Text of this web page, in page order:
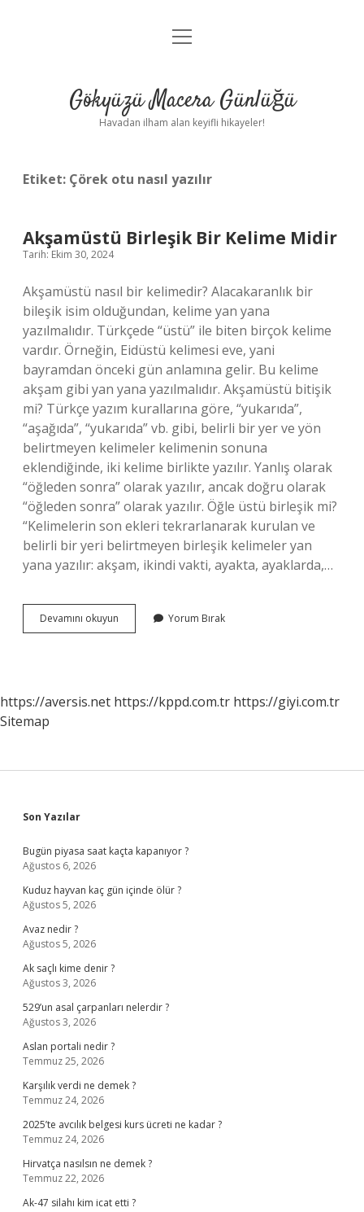
Anasayfa
Yasal Uyarı
menüyü
Gökyüzü Macera Günlüğü
Havadan ilham alan keyifli hikayeler!
Etiket: Çörek otu nasıl yazılır
Akşamüstü Birleşik Bir Kelime Midir
Tarih: Ekim 30, 2024
Akşamüstü nasıl bir kelimedir? Alacakaranlık bir
bileşik isim olduğundan, kelime yan yana
yazılmalıdır. Türkçede “üstü” ile biten birçok kelime
vardır. Örneğin, Eidüstü kelimesi eve, yani
bayramdan önceki gün anlamına gelir. Bu kelime
akşam gibi yan yana yazılmalıdır. Akşamüstü bitişik
mi? Türkçe yazım kurallarına göre, “yukarıda”,
“aşağıda”, “yukarıda” vb. gibi, belirli bir yer ve yön
belirtmeyen kelimeler kelimenin sonuna
eklendiğinde, iki kelime birlikte yazılır. Yanlış olarak
“öğleden sonra” olarak yazılır, ancak doğru olarak
“öğleden sonra” olarak yazılır. Öğle üstü birleşik mi?
“Kelimelerin son ekleri tekrarlanarak kurulan ve
belirli bir yeri belirtmeyen birleşik kelimeler yan
yana yazılır: akşam, ikindi vakti, ayakta, ayaklarda,…
Devamını okuyun Akşamüstü
Birleşik
Yorum Bırak
https://aversis.net https://kppd.com.tr https://giyi.com.tr
Sitemap
Sidebar
Son Yazılar
Bugün piyasa saat kaçta kapanıyor ?
Ağustos 6, 2026
Kuduz hayvan kaç gün içinde ölür ?
Ağustos 5, 2026
Avaz nedir ?
Ağustos 5, 2026
Ak saçlı kime denir ?
Ağustos 3, 2026
529’un asal çarpanları nelerdir ?
Ağustos 3, 2026
Aslan portali nedir ?
Temmuz 25, 2026
Karşılık verdi ne demek ?
Temmuz 24, 2026
2025’te avcılık belgesi kurs ücreti ne kadar ?
Temmuz 24, 2026
Hirvatça nasılsın ne demek ?
Temmuz 22, 2026
Ak-47 silahı kim icat etti ?